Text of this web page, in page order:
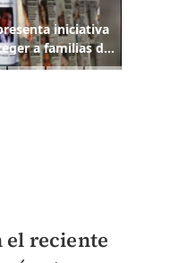
el reciente